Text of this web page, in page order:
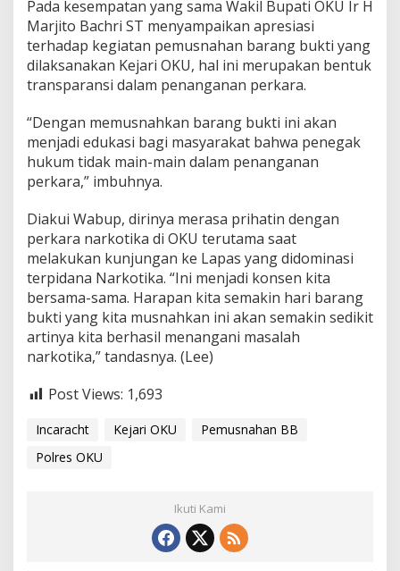
Pada kesempatan yang sama Wakil Bupati OKU Ir H
Marjito Bachri ST menyampaikan apresiasi
terhadap kegiatan pemusnahan barang bukti yang
dilaksanakan Kejari OKU, hal ini merupakan bentuk
transparansi dalam penanganan perkara.
“Dengan memusnahkan barang bukti ini akan
menjadi edukasi bagi masyarakat bahwa penegak
hukum tidak main-main dalam penanganan
perkara,” imbuhnya.
Diakui Wabup, dirinya merasa prihatin dengan
perkara narkotika di OKU terutama saat
melakukan kunjungan ke Lapas yang didominasi
terpidana Narkotika. “Ini menjadi konsen kita
bersama-sama. Harapan kita semakin hari barang
bukti yang kita musnahkan ini akan semakin sedikit
artinya kita berhasil menangani masalah
narkotika,” tandasnya. (Lee)
Post Views: 1,693
Incaracht Kejari OKU
Pemusnahan BB
Polres OKU
Ikuti Kami